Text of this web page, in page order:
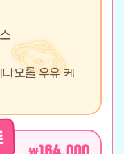
모롤 우유 케